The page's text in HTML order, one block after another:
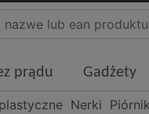
prądu Gadżety
Nerki